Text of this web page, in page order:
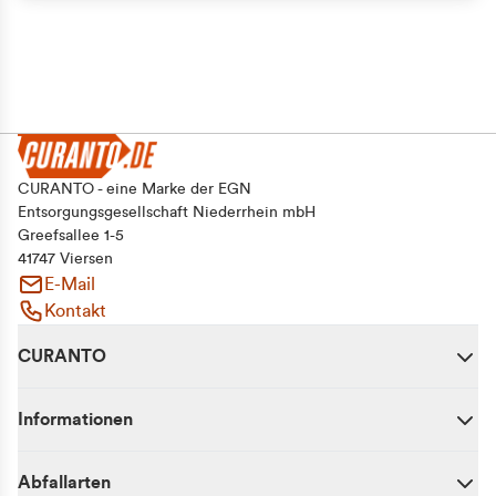
CURANTO - eine Marke der EGN
Entsorgungsgesellschaft Niederrhein mbH
Greefsallee 1-5
41747 Viersen
E-Mail
Kontakt
CURANTO
Informationen
Abfallarten